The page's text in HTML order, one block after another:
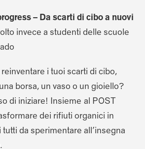
– Da scarti di cibo a nuovi
invece a studenti delle scuole
reinventare i tuoi scarti di cibo,
borsa, un vaso o un gioiello?
di iniziare! Insieme al POST
dei rifiuti organici in
da sperimentare all’insegna